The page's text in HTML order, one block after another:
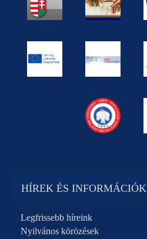
HÍREK ÉS INFORMÁCIÓK
Legfrissebb híreink
Nyilvános körözések